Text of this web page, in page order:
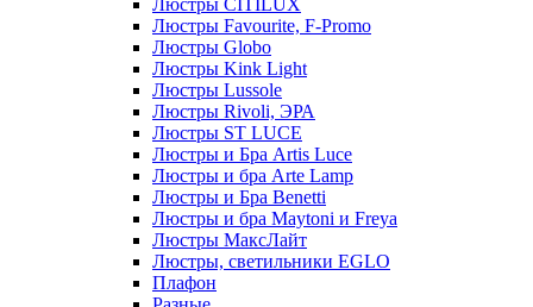
Люстры CITILUX
Люстры Favourite, F-Promo
Люстры Globo
Люстры Kink Light
Люстры Lussole
Люстры Rivoli, ЭРА
Люстры ST LUCE
Люстры и Бра Artis Luce
Люстры и бра Arte Lamp
Люстры и Бра Benetti
Люстры и бра Maytoni и Freya
Люстры МаксЛайт
Люстры, светильники EGLO
Плафон